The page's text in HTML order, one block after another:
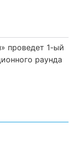
проведет 1-ый
раунда